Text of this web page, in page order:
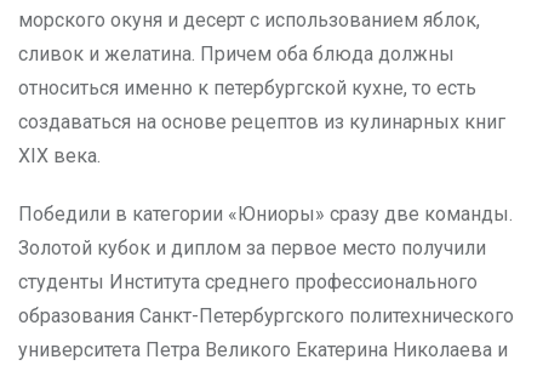
морского окуня и десерт с использованием яблок,
сливок и желатина. Причем оба блюда должны
относиться именно к петербургской кухне, то есть
создаваться на основе рецептов из кулинарных книг
XIX века.
Победили в категории «Юниоры» сразу две команды.
Золотой кубок и диплом за первое место получили
студенты Института среднего профессионального
образования Санкт-Петербургского политехнического
университета Петра Великого Екатерина Николаева и